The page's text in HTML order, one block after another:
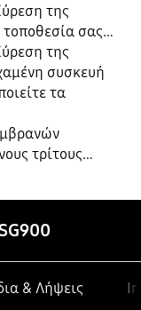
της
τοποθεσία σας
σας και
της
συσκευή
τα
τρίτους
& Λήψεις